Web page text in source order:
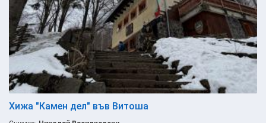
Хижа "Камен дел" във Витоша